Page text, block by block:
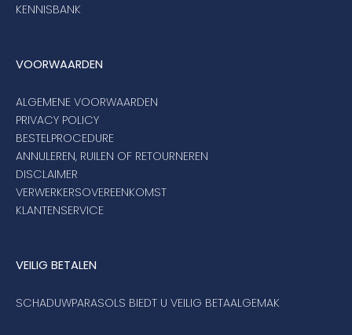
KENNISBANK
VOORWAARDEN
ALGEMENE VOORWAARDEN
PRIVACY POLICY
BESTELPROCEDURE
ANNULEREN, RUILEN OF RETOURNEREN
DISCLAIMER
VERWERKERSOVEREENKOMST
KLANTENSERVICE
VEILIG BETALEN
SCHADUWPARASOLS BIEDT U VEILIG BETAALGEMAK